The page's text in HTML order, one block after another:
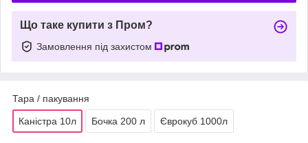
Що таке купити з Пром?
Замовлення під захистом
Тара / пакування
Каністра 10л Бочка 200 л Єврокуб 1000л